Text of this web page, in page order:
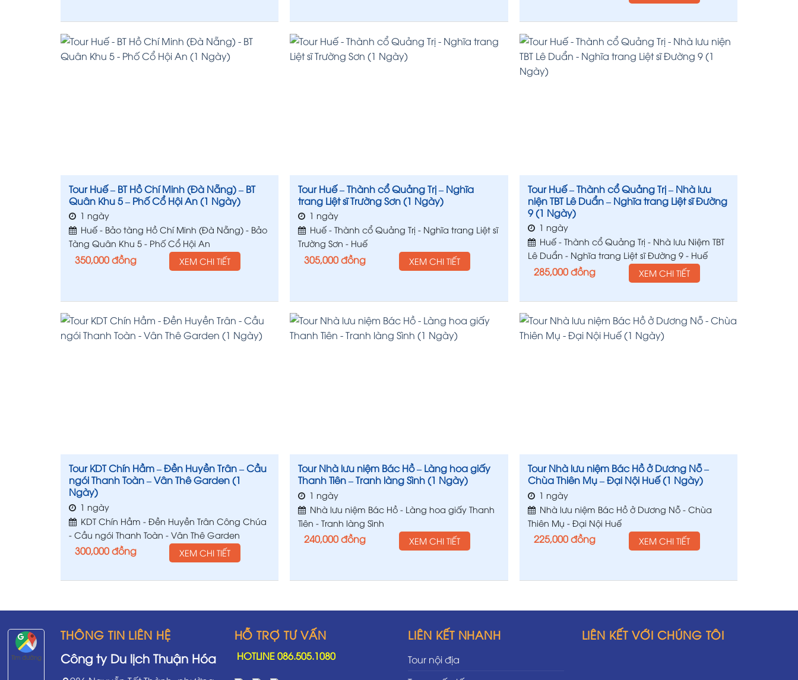
Tour Huế – BT Hồ Chí Minh (Đà Nẵng) – BT
Quân Khu 5 – Phố Cổ Hội An (1 Ngày)
1 ngày
Huế - Bảo tàng Hồ Chí Minh (Đà Nẵng) - Bảo
Tàng Quân Khu 5 - Phố Cổ Hội An
350,000đồng XEM CHI TIẾT
Tour Huế – Thành cổ Quảng Trị – Nghĩa
trang Liệt sĩ Trường Sơn (1 Ngày)
1 ngày
Huế - Thành cổ Quảng Trị - Nghĩa trang Liệt sĩ
Trường Sơn - Huế
305,000đồng XEM CHI TIẾT
Tour Huế – Thành cổ Quảng Trị – Nhà lưu
niện TBT Lê Duẩn – Nghĩa trang Liệt sĩ Đường
9 (1 Ngày)
1 ngày
Huế - Thành cổ Quảng Trị - Nhà lưu Niệm TBT
Lê Duẩn - Nghĩa trang Liệt sĩ Đường 9 - Huế
285,000đồng XEM CHI TIẾT
Tour KDT Chín Hầm – Đền Huyền Trân – Cầu
ngói Thanh Toàn – Vân Thê Garden (1
Ngày)
1 ngày
KDT Chín Hầm - Đền Huyền Trân Công Chúa
- Cầu ngói Thanh Toàn - Vân Thê Garden
300,000đồng XEM CHI TIẾT
Tour Nhà lưu niệm Bác Hồ – Làng hoa giấy
Thanh Tiên – Tranh làng Sình (1 Ngày)
1 ngày
Nhà lưu niệm Bác Hồ - Làng hoa giấy Thanh
Tiên - Tranh làng Sình
240,000đồng XEM CHI TIẾT
Tour Nhà lưu niệm Bác Hồ ở Dương Nỗ –
Chùa Thiên Mụ – Đại Nội Huế (1 Ngày)
1 ngày
Nhà lưu niệm Bác Hồ ở Dương Nỗ - Chùa
Thiên Mụ - Đại Nội Huế
225,000đồng XEM CHI TIẾT
THÔNG TIN LIÊN HỆ
Công ty Du lịch Thuận Hóa
HỖ TRỢ TƯ VẤN
HOTLINE 086.505.1080
LIÊN KẾT NHANH
Tour nội địa
LIÊN KẾT VỚI CHÚNG TÔI
Tìm đường